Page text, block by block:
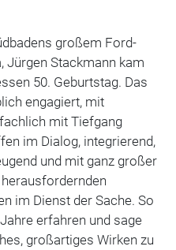
großem Ford-
Jürgen Stackmann kam
50. Geburtstag. Das
engagiert, mit
mit Tiefgang
im Dialog, integrierend,
und mit ganz großer
im Dienst der Sache. So
erfahren und sage
großartiges Wirken zu